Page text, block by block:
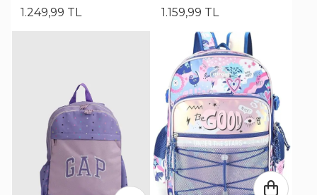
1.249,99 TL 1.159,99 TL